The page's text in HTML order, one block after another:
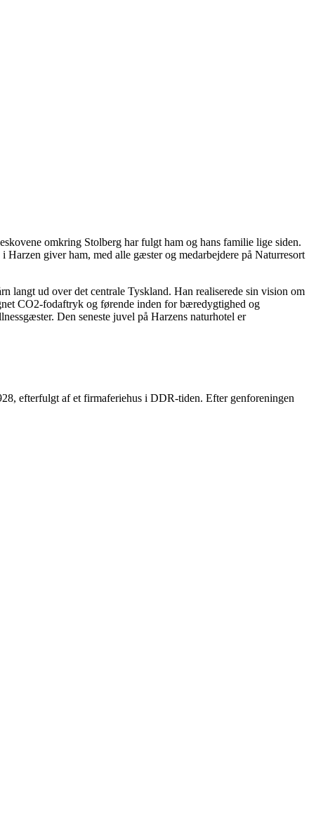
omkring Stolberg har fulgt ham og hans familie lige siden.
giver ham, med alle gæster og medarbejdere på Naturresort
langt ud over det centrale Tyskland. Han realiserede sin vision om
CO2-fodaftryk og førende inden for bæredygtighed og
Den seneste juvel på Harzens naturhotel er
efterfulgt af et firmaferiehus i DDR-tiden. Efter genforeningen